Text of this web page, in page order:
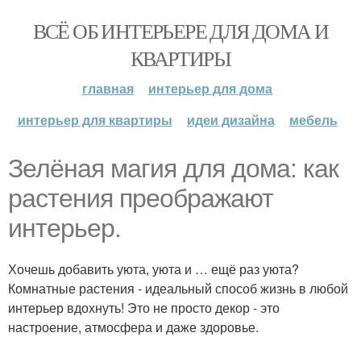
ВСЁ ОБ ИНТЕРЬЕРЕ ДЛЯ ДОМА И
КВАРТИРЫ
главная
интерьер для дома
интерьер для квартиры
идеи дизайна мебель
Зелёная магия для дома: как
растения преображают
интерьер.
Хочешь добавить уюта, уюта и … ещё раз уюта?
Комнатные растения - идеальный способ жизнь в любой
интерьер вдохнуть! Это не просто декор - это
настроение, атмосфера и даже здоровье.